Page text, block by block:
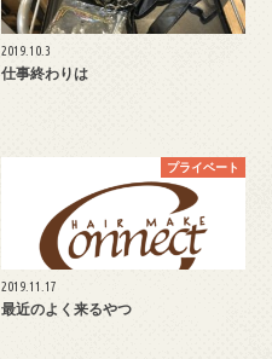
2019.10.3
仕事終わりは
プライベート
2019.11.17
最近のよく来るやつ